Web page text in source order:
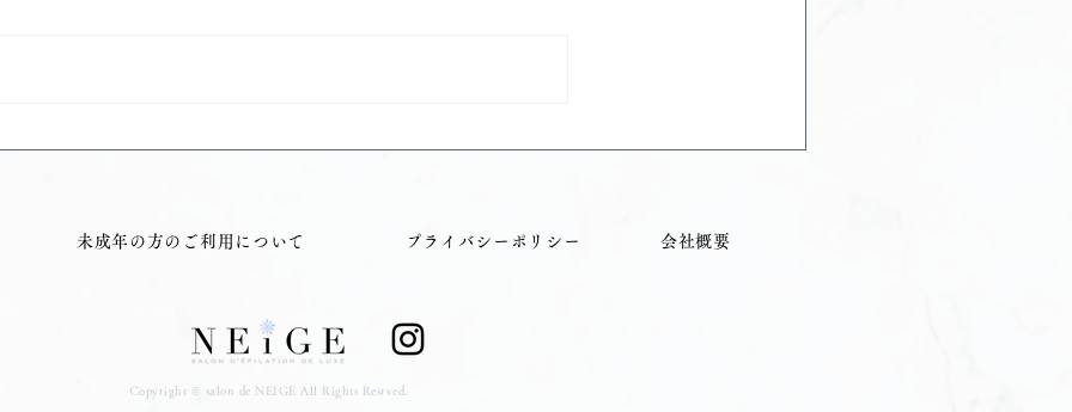
VIO脱毛をすると世界が変わ
未成年の方のご利用について プライバシーポリシー 会社概要
Copyright © salon de NEIGE All Rights Resrved.